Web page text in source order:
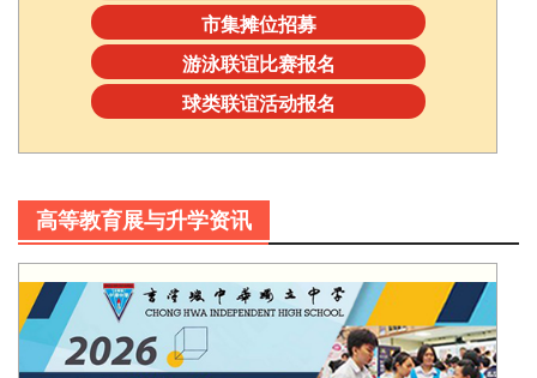
市集摊位招募
游泳联谊比赛报名
球类联谊活动报名
高等教育展与升学资讯